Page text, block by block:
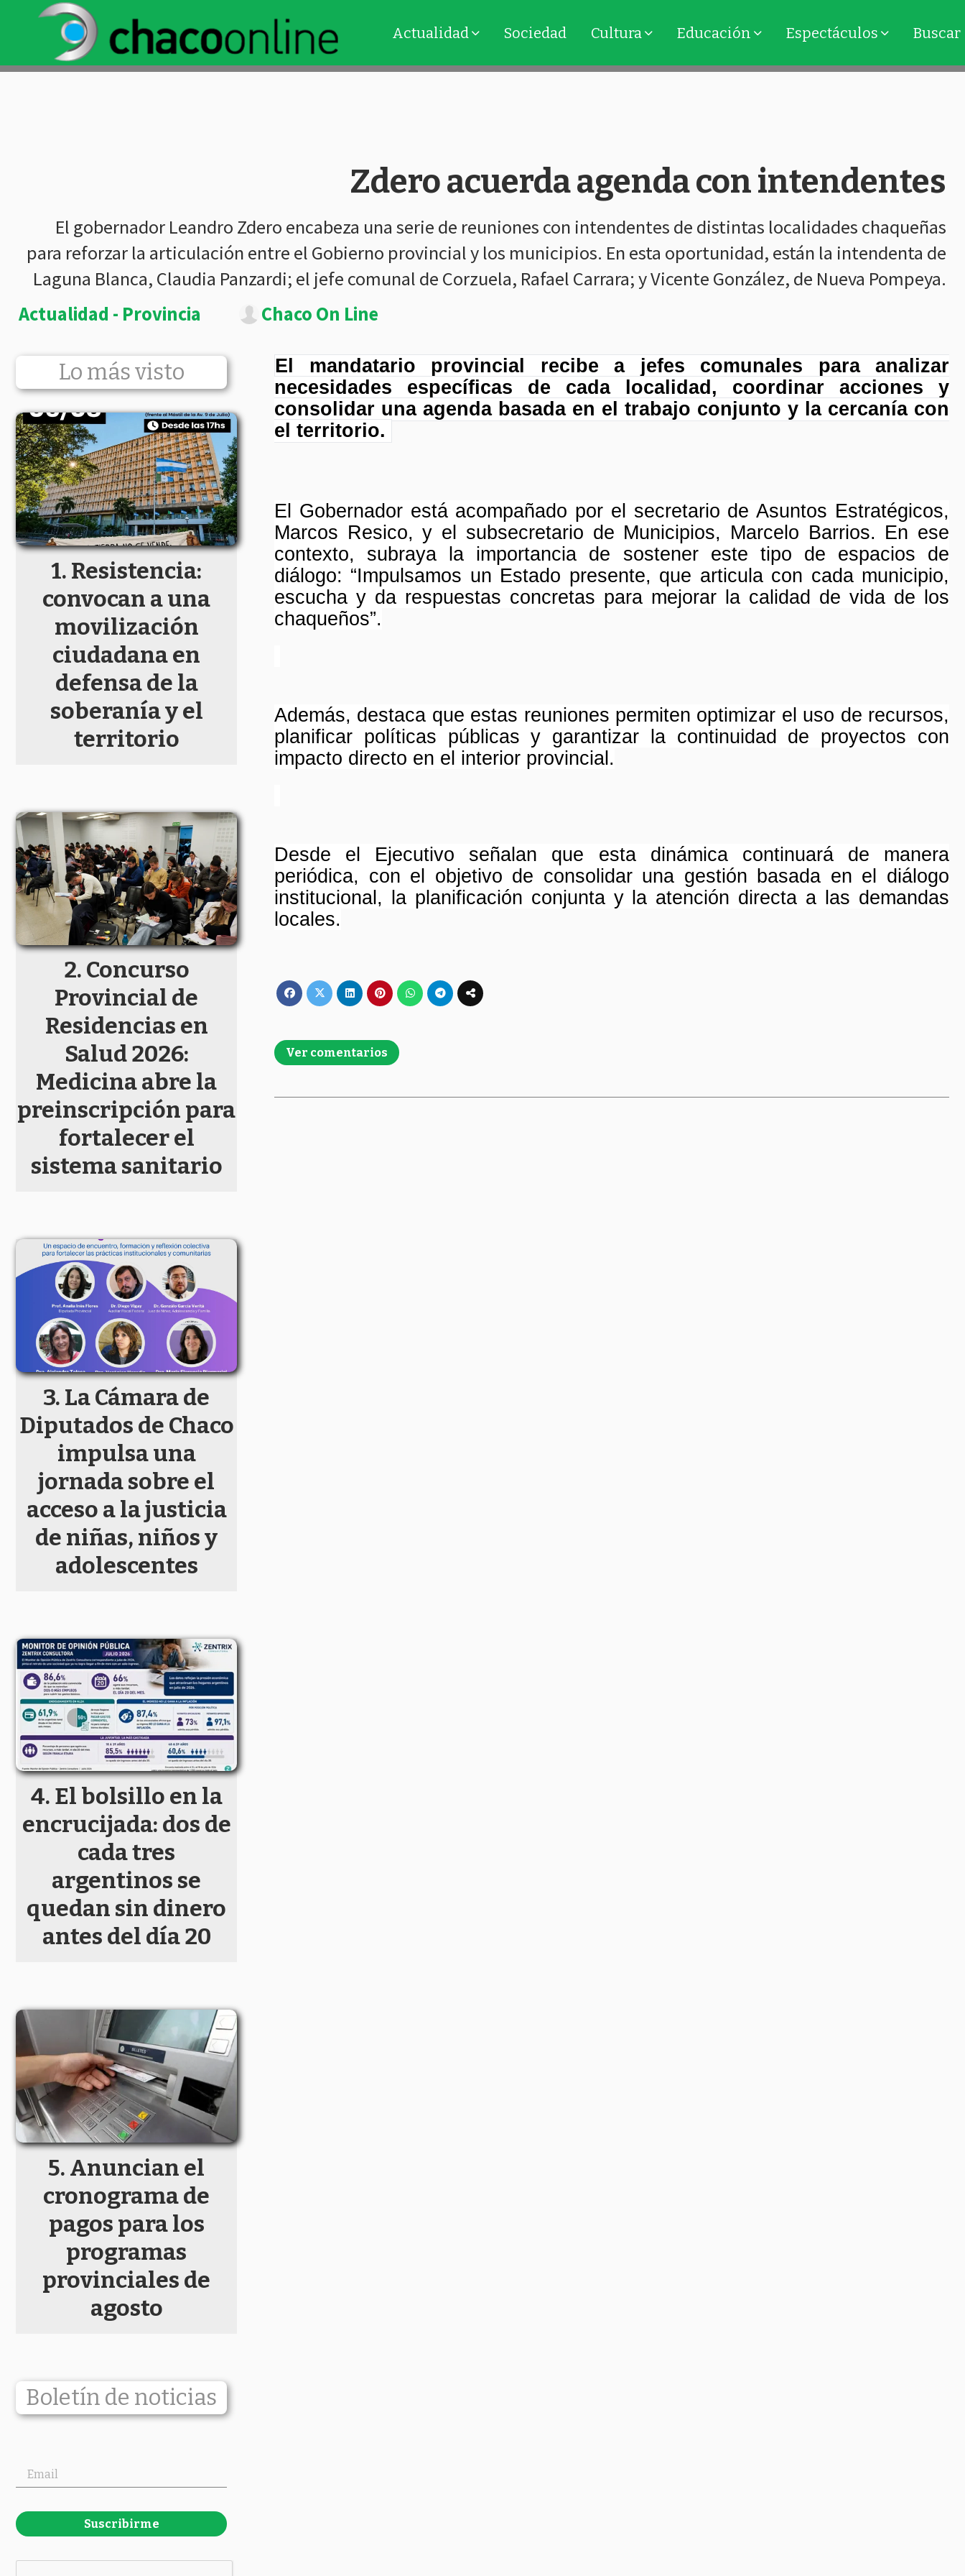
Actualidad Sociedad Cultura Educación Espectáculos Buscar
Zdero acuerda agenda con intendentes
El gobernador Leandro Zdero encabeza una serie de reuniones con intendentes de distintas localidades chaqueñas
para reforzar la articulación entre el Gobierno provincial y los municipios. En esta oportunidad, están la intendenta de
Laguna Blanca, Claudia Panzardi; el jefe comunal de Corzuela, Rafael Carrara; y Vicente González, de Nueva Pompeya.
Actualidad - Provincia
Chaco On Line
El mandatario provincial recibe a jefes comunales para analizar
necesidades específicas de cada localidad, coordinar acciones y
consolidar una agenda basada en el trabajo conjunto y la cercanía con
el territorio.
El Gobernador está acompañado por el secretario de Asuntos Estratégicos,
Marcos Resico, y el subsecretario de Municipios, Marcelo Barrios. En ese
contexto, subraya la importancia de sostener este tipo de espacios de
diálogo: “Impulsamos un Estado presente, que articula con cada municipio,
escucha y da respuestas concretas para mejorar la calidad de vida de los
chaqueños”.
Además, destaca que estas reuniones permiten optimizar el uso de recursos,
planificar políticas públicas y garantizar la continuidad de proyectos con
impacto directo en el interior provincial.
Desde el Ejecutivo señalan que esta dinámica continuará de manera
periódica, con el objetivo de consolidar una gestión basada en el diálogo
institucional, la planificación conjunta y la atención directa a las demandas
locales.
Ver comentarios
Lo más visto
Resistencia:
convocan a una
movilización
ciudadana en
defensa de la
soberanía y el
territorio
Concurso
Provincial de
Residencias en
Salud 2026:
Medicina abre la
preinscripción para
fortalecer el
sistema sanitario
La Cámara de
Diputados de Chaco
impulsa una
jornada sobre el
acceso a la justicia
de niñas, niños y
adolescentes
El bolsillo en la
encrucijada: dos de
cada tres
argentinos se
quedan sin dinero
antes del día 20
Anuncian el
cronograma de
pagos para los
programas
provinciales de
agosto
Boletín de noticias
Suscribirme